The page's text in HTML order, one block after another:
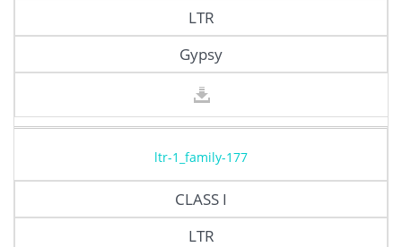
LTR
Gypsy
ltr-1_family-177
CLASS I
LTR